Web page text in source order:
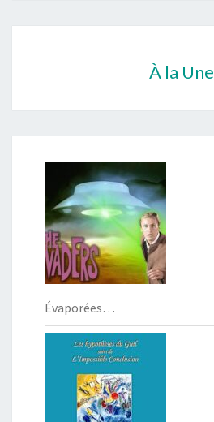
À la Une
Évaporées…